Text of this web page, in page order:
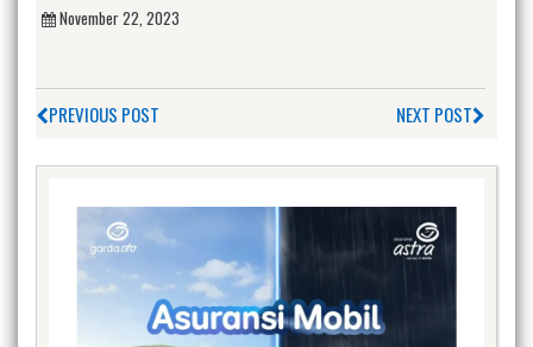
November 22, 2023
PREVIOUS POST NEXT POST